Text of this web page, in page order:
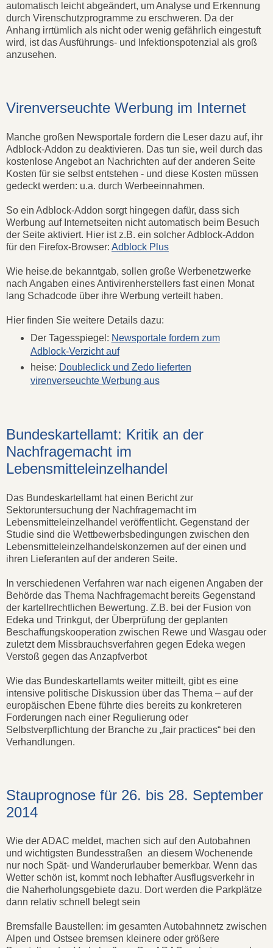
automatisch leicht abgeändert, um Analyse und Erkennung
durch Virenschutzprogramme zu erschweren. Da der
Anhang irrtümlich als nicht oder wenig gefährlich eingestuft
wird, ist das Ausführungs- und Infektionspotenzial als groß
anzusehen.
Virenverseuchte Werbung im Internet
Manche großen Newsportale fordern die Leser dazu auf, ihr
Adblock-Addon zu deaktivieren. Das tun sie, weil durch das
kostenlose Angebot an Nachrichten auf der anderen Seite
Kosten für sie selbst entstehen - und diese Kosten müssen
gedeckt werden: u.a. durch Werbeeinnahmen.
So ein Adblock-Addon sorgt hingegen dafür, dass sich
Werbung auf Internetseiten nicht automatisch beim Besuch
der Seite aktiviert. Hier ist z.B. ein solcher Adblock-Addon
für den Firefox-Browser: Adblock Plus
Wie heise.de bekanntgab, sollen große Werbenetzwerke
nach Angaben eines Antivirenherstellers fast einen Monat
lang Schadcode über ihre Werbung verteilt haben.
Hier finden Sie weitere Details dazu:
Der Tagesspiegel: Newsportale fordern zum
Adblock-Verzicht auf
heise: Doubleclick und Zedo lieferten
virenverseuchte Werbung aus
Bundeskartellamt: Kritik an der
Nachfragemacht im
Lebensmitteleinzelhandel
Das Bundeskartellamt hat einen Bericht zur
Sektoruntersuchung der Nachfragemacht im
Lebensmitteleinzelhandel veröffentlicht. Gegenstand der
Studie sind die Wettbewerbsbedingungen zwischen den
Lebensmitteleinzelhandelskonzernen auf der einen und
ihren Lieferanten auf der anderen Seite.
In verschiedenen Verfahren war nach eigenen Angaben der
Behörde das Thema Nachfragemacht bereits Gegenstand
der kartellrechtlichen Bewertung. Z.B. bei der Fusion von
Edeka und Trinkgut, der Überprüfung der geplanten
Beschaffungskooperation zwischen Rewe und Wasgau oder
zuletzt dem Missbrauchsverfahren gegen Edeka wegen
Verstoß gegen das Anzapfverbot
Wie das Bundeskartellamts weiter mitteilt, gibt es eine
intensive politische Diskussion über das Thema – auf der
europäischen Ebene führte dies bereits zu konkreteren
Forderungen nach einer Regulierung oder
Selbstverpflichtung der Branche zu „fair practices“ bei den
Verhandlungen.
Stauprognose für 26. bis 28. September
2014
Wie der ADAC meldet, machen sich auf den Autobahnen
und wichtigsten Bundesstraßen an diesem Wochenende
nur noch Spät- und Wanderurlauber bemerkbar. Wenn das
Wetter schön ist, kommt noch lebhafter Ausflugsverkehr in
die Naherholungsgebiete dazu. Dort werden die Parkplätze
dann relativ schnell belegt sein
Bremsfalle Baustellen: im gesamten Autobahnnetz zwischen
Alpen und Ostsee bremsen kleinere oder größere